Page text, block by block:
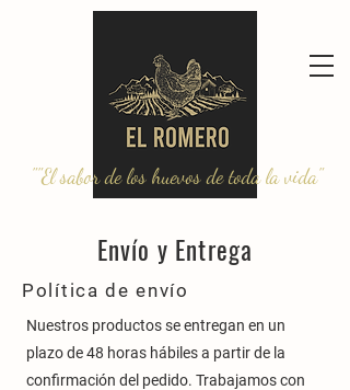
""El sabor de los huevos de toda la vida"
Envío y Entrega
Política de envío
Nuestros productos se entregan en un
plazo de 48 horas hábiles a partir de la
confirmación del pedido. Trabajamos con